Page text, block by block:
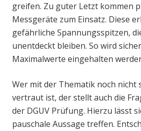
greifen. Zu guter Letzt kommen
Messgeräte zum Einsatz. Diese
gefährliche Spannungsspitzen,
unentdeckt bleiben. So wird
Maximalwerte eingehalten
Wer mit der Thematik noch nicht
vertraut ist, der stellt auch die
der DGUV Prüfung. Hierzu lässt
pauschale Aussage treffen.